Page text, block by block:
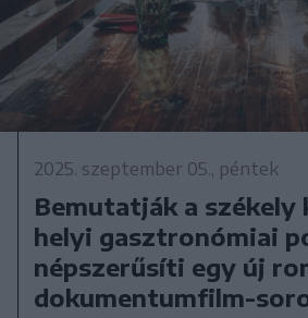
2025. szeptember 05., péntek
Bemutatják a székely
helyi gasztronómiai
népszerűsíti egy új
dokumentumfilm-